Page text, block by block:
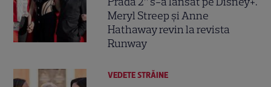
Meryl Streep și Anne
Hathaway revin la revista
Runway
VEDETE STRĂINE